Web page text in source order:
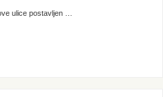
ulice postavljen …